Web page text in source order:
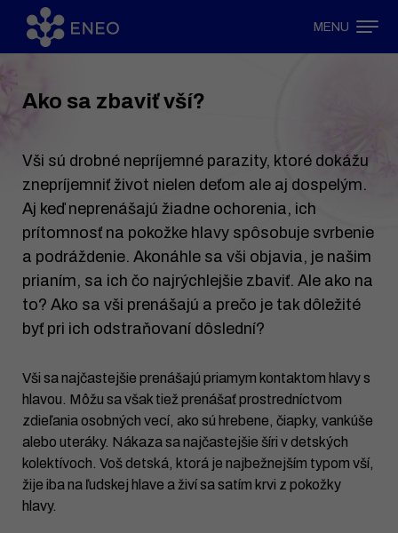
MENU
Ako sa zbaviť vší?
Vši sú drobné nepríjemné parazity, ktoré dokážu
znepríjemniť život nielen deťom ale aj dospelým.
Aj keď neprenášajú žiadne ochorenia, ich
prítomnosť na pokožke hlavy spôsobuje svrbenie
a podráždenie. Akonáhle sa vši objavia, je našim
prianím, sa ich čo najrýchlejšie zbaviť. Ale ako na
to? Ako sa vši prenášajú a prečo je tak dôležité
byť pri ich odstraňovaní dôslední?
Vši sa najčastejšie prenášajú priamym kontaktom hlavy s
hlavou. Môžu sa však tiež prenášať prostredníctvom
zdieľania osobných vecí, ako sú hrebene, čiapky, vankúše
alebo uteráky. Nákaza sa najčastejšie šíri v detských
kolektívoch. Voš detská, ktorá je najbežnejším typom vší,
žije iba na ľudskej hlave a živí sa satím krvi z pokožky
hlavy.